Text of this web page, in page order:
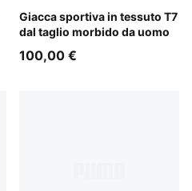
Giacca sportiva in tessuto T7
dal taglio morbido da uomo
Puma Black
100,00 €